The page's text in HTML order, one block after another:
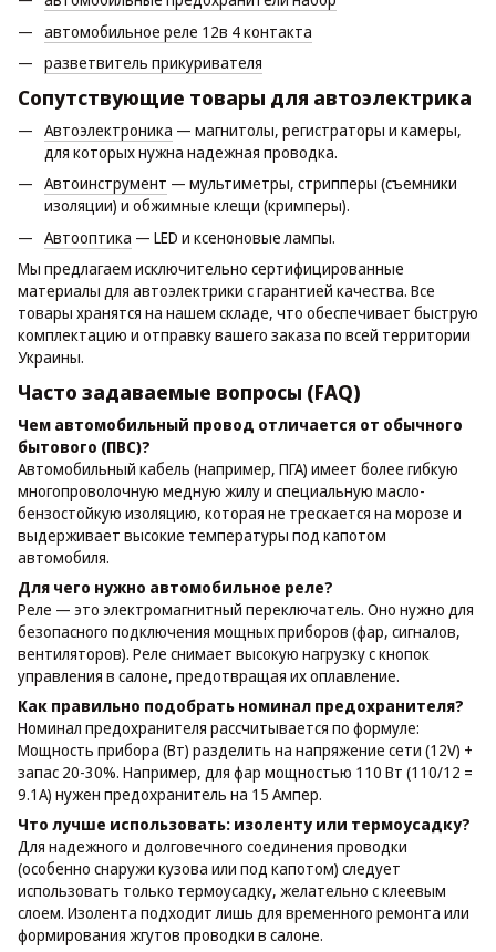
автомобильное реле 12в 4 контакта
разветвитель прикуривателя
Сопутствующие товары для автоэлектрика
Автоэлектроника — магнитолы, регистраторы и камеры,
для которых нужна надежная проводка.
Автоинструмент — мультиметры, стрипперы (съемники
изоляции) и обжимные клещи (кримперы).
Автооптика — LED и ксеноновые лампы.
Мы предлагаем исключительно сертифицированные
материалы для автоэлектрики с гарантией качества. Все
товары хранятся на нашем складе, что обеспечивает быструю
комплектацию и отправку вашего заказа по всей территории
Украины.
Часто задаваемые вопросы (FAQ)
Чем автомобильный провод отличается от обычного
бытового (ПВС)?
Автомобильный кабель (например, ПГА) имеет более гибкую
многопроволочную медную жилу и специальную масло-
бензостойкую изоляцию, которая не трескается на морозе и
выдерживает высокие температуры под капотом
автомобиля.
Для чего нужно автомобильное реле?
Реле — это электромагнитный переключатель. Оно нужно для
безопасного подключения мощных приборов (фар, сигналов,
вентиляторов). Реле снимает высокую нагрузку с кнопок
управления в салоне, предотвращая их оплавление.
Как правильно подобрать номинал предохранителя?
Номинал предохранителя рассчитывается по формуле:
Мощность прибора (Вт) разделить на напряжение сети (12V) +
запас 20-30%. Например, для фар мощностью 110 Вт (110/12 =
9.1А) нужен предохранитель на 15 Ампер.
Что лучше использовать: изоленту или термоусадку?
Для надежного и долговечного соединения проводки
(особенно снаружи кузова или под капотом) следует
использовать только термоусадку, желательно с клеевым
слоем. Изолента подходит лишь для временного ремонта или
формирования жгутов проводки в салоне.